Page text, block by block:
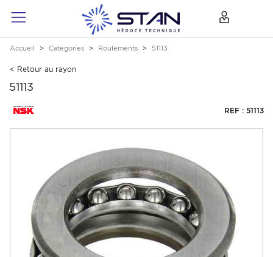
Accueil Categories Roulements 51113
< Retour au rayon
51113
REF : 51113